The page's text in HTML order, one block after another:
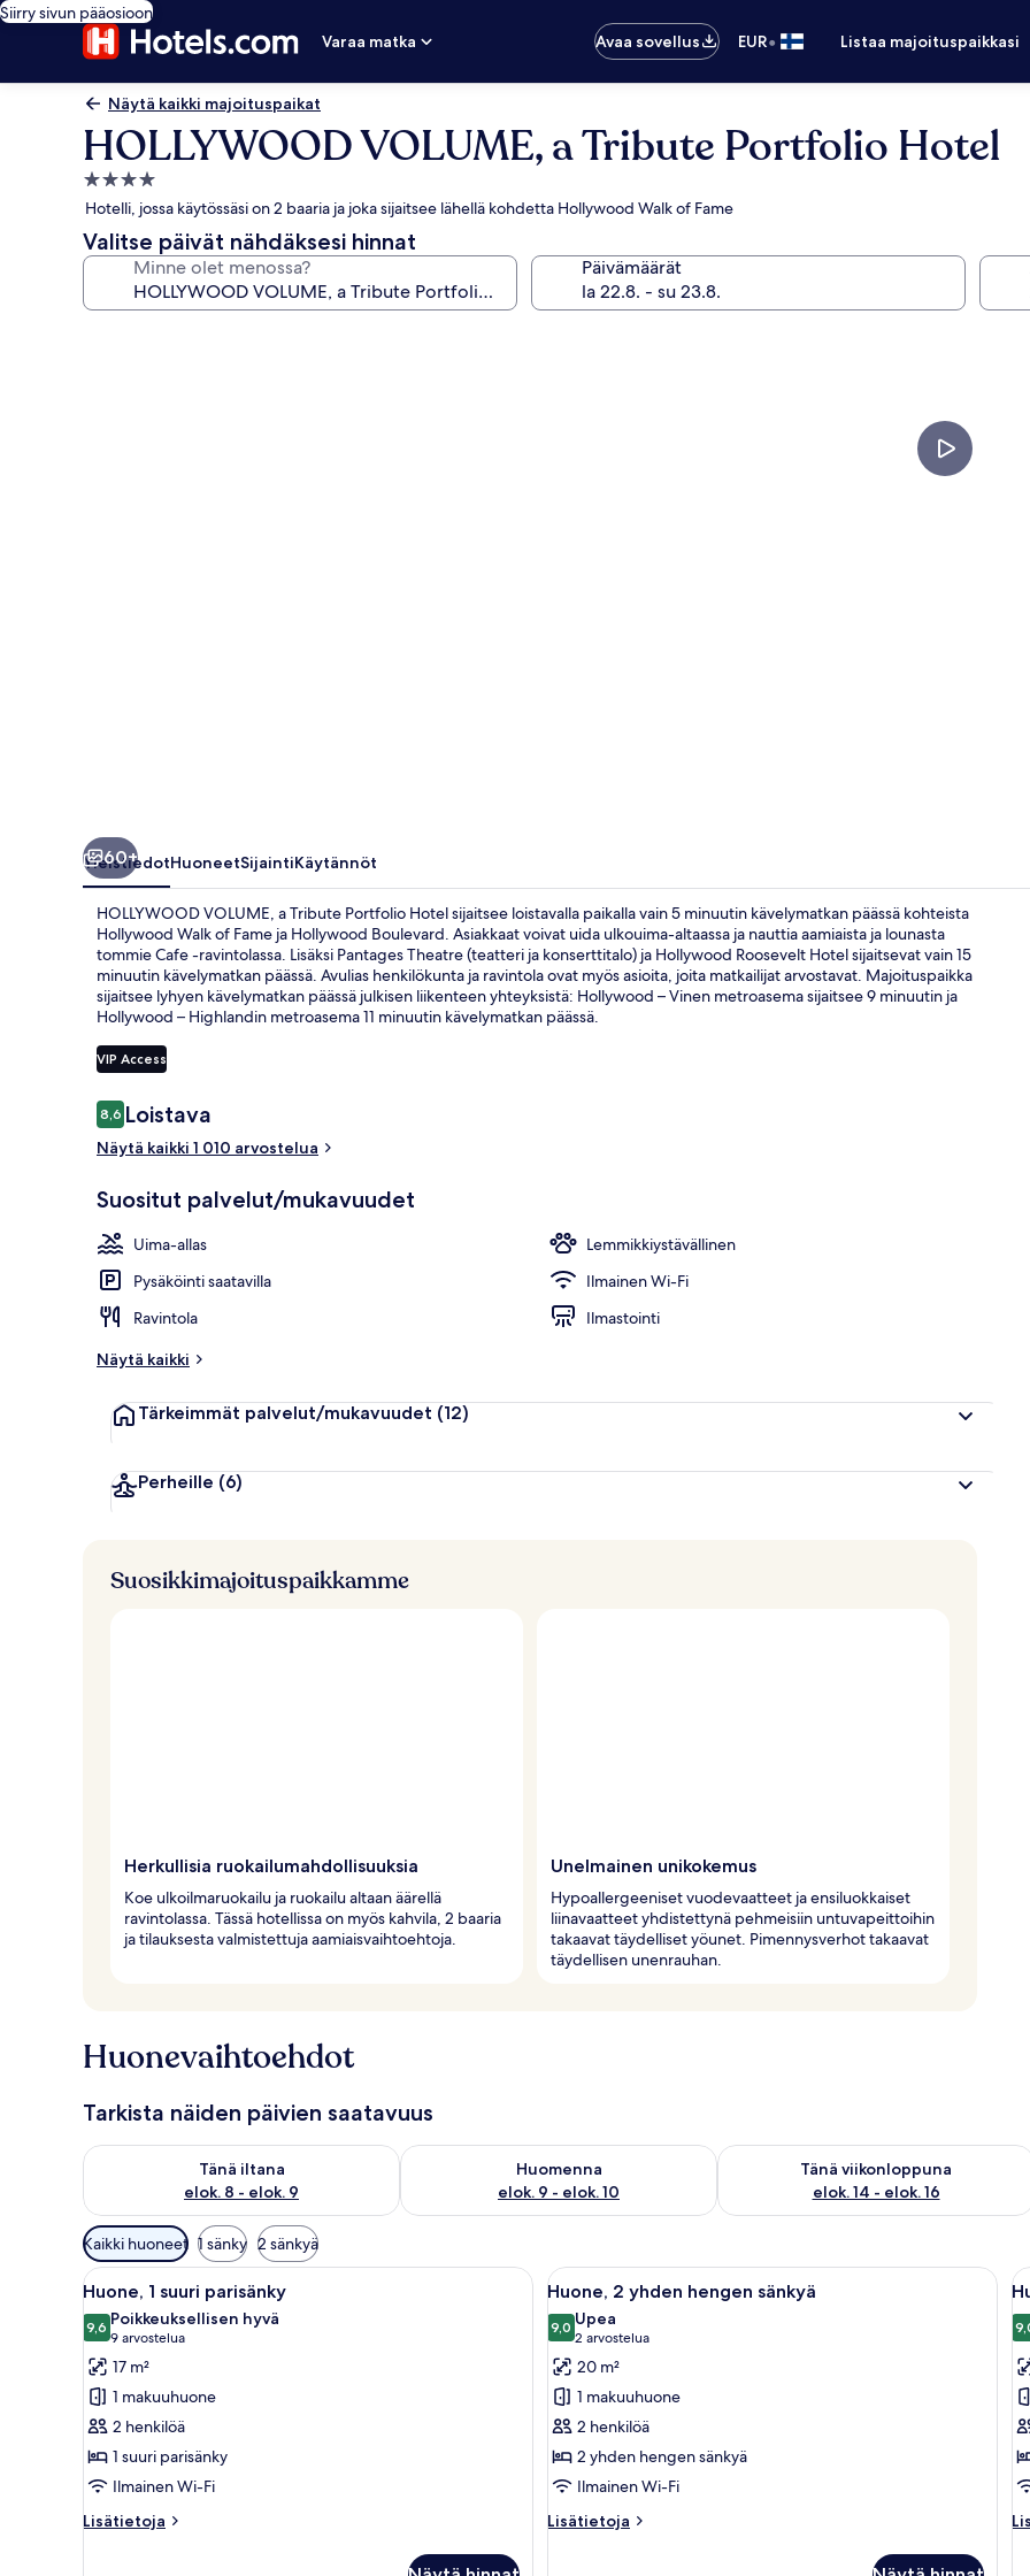
Siirry sivun pääosioon
Varaa matka
Avaa sovellus EUR• Listaa majoituspaikkasi
Näytä kaikki majoituspaikat
HOLLYWOOD VOLUME, a Tribute Portfolio Hotel
4.0
tähden
majoituspaikka
Hotelli, jossa käytössäsi on 2 baaria ja joka sijaitsee lähellä kohdetta Hollywood Walk of Fame
Valitse päivät nähdäksesi hinnat
Minne olet menossa? Päivämäärät
Aamiainen ja
60+
YleistiedotHuoneetSijaintiKäytännöt
HOLLYWOOD VOLUME, a Tribute Portfolio Hotel sijaitsee loistavalla paikalla vain 5 minuutin kävelymatkan päässä kohteista
Hollywood Walk of Fame ja Hollywood Boulevard. Asiakkaat voivat uida ulkouima-altaassa ja nauttia aamiaista ja lounasta
tommie Cafe -ravintolassa. Lisäksi Pantages Theatre (teatteri ja konserttitalo) ja Hollywood Roosevelt Hotel sijaitsevat vain 15
minuutin kävelymatkan päässä. Avulias henkilökunta ja ravintola ovat myös asioita, joita matkailijat arvostavat. Majoituspaikka
sijaitsee lyhyen kävelymatkan päässä julkisen liikenteen yhteyksistä: Hollywood – Vinen metroasema sijaitsee 9 minuutin ja
Hollywood – Highlandin metroasema 11 minuutin kävelymatkan päässä.
VIP Access
Arvostelut
8,68,6 kautta 10.
Loistava
Näytä kaikki 1 010 arvostelua
Suositut palvelut/mukavuudet
Uima-allas
Lemmikkiystävällinen
Pysäköinti saatavilla
Ilmainen Wi-Fi
Ravintola
Ilmastointi
Näytä kaikki
Tärkeimmät palvelut/mukavuudet (12)
Perheille (6)
Suosikkimajoituspaikkamme
Herkullisia ruokailumahdollisuuksia
Koe ulkoilmaruokailu ja ruokailu altaan äärellä
ravintolassa. Tässä hotellissa on myös kahvila, 2 baaria
ja tilauksesta valmistettuja aamiaisvaihtoehtoja.
Unelmainen unikokemus
Hypoallergeeniset vuodevaatteet ja ensiluokkaiset
liinavaatteet yhdistettynä pehmeisiin untuvapeittoihin
takaavat täydelliset yöunet. Pimennysverhot takaavat
täydellisen unenrauhan.
Huonevaihtoehdot
Tarkista näiden päivien saatavuus
Tänä iltana
elok. 8 - elok. 9
Tarkista tämän illan saatavuus elok. 8 - elok. 9
Huomenna
elok. 9 - elok. 10
Tarkista huomisen saatavuus elok. 9 - elok. 10
Tänä viikonloppuna
elok. 14 - elok. 16
Tarkista tämän viikonlopun saatavuus
Huoneille
saatavilla
olevia
suodattimia
Kaikki huoneet 1 sänky 2 sänkyä
Avaa
kaikki
huonetyypin
Huone,
suuri
parisänky
kuvat
Hotellihuone, jossa on suuri sänky, pieni jakkara, yöpöytä, taulu ja ikkuna, jossa on verhot.
4
Huone, 1 suuri parisänky
9,69,6 kautta 10
Poikkeuksellisen hyvä
9 arvostelua
(9
arvostelua)
17 m²
1 makuuhuone
2 henkilöä
1 suuri parisänky
Ilmainen Wi-Fi
Lisätietoja
Lisätietoja
Avaa
kaikki
huonetyypin
Huone,
2
yhden
hengen
sänkyä
kuvat
Hotellihuone, jossa on kaksi sänkyä,
3
Huone, 2 yhden hengen sänkyä
9,09,0 kautta 10
Upea
2 arvostelua
(2
arvostelua)
20 m²
1 makuuhuone
2 henkilöä
2 yhden hengen sänkyä
Ilmainen Wi-Fi
Lisätietoja
Lisätietoja